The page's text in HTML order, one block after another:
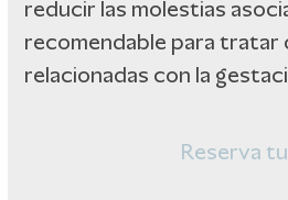
reducir las molestias
recomendable para tratar
relacionadas con la
Reserva